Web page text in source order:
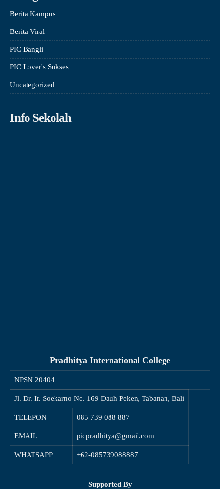
Berita Kampus
Berita Viral
PIC Bangli
PIC Lover's Sukses
Uncategorized
Info Sekolah
Pradhitya International College
NPSN 20404
Jl. Dr. Ir. Soekarno No. 169 Dauh Peken, Tabanan, Bali
TELEPON 085 739 088 887
EMAIL picpradhitya@gmail.com
WHATSAPP +62-085739088887
Supported By